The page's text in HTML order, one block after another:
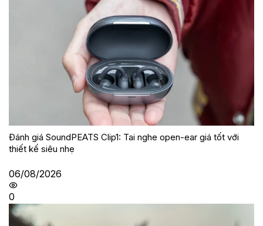
Đánh giá SoundPEATS Clip1: Tai nghe open-ear giá tốt với
thiết kế siêu nhẹ
06/08/2026
0